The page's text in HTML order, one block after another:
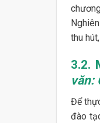
thu
3.2.
văn:
Để
đào